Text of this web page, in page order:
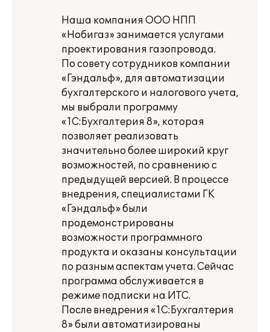
Наша компания ООО НПП
«Нобигаз» занимается услугами
проектирования газопровода.
По совету сотрудников компании
«Гэндальф», для автоматизации
бухгалтерского и налогового учета,
мы выбрали программу
«1С:Бухгалтерия 8», которая
позволяет реализовать
значительно более широкий круг
возможностей, по сравнению с
предыдущей версией. В процессе
внедрения, специалистами ГК
«Гэндальф» были
продемонстрированы
возможности программного
продукта и оказаны консультации
по разным аспектам учета. Сейчас
программа обслуживается в
режиме подписки на ИТС.
После внедрения «1С:Бухгалтерия
8» были автоматизированы